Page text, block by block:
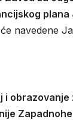
navedene
obrazovanje